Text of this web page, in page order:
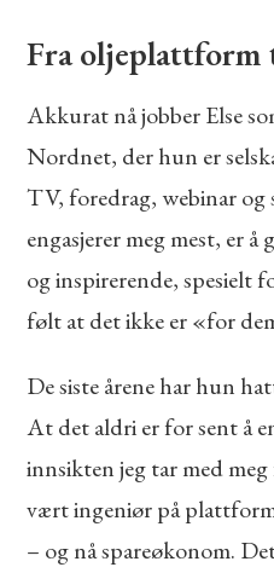
Fra oljeplattform
Akkurat nå jobber Else
Nordnet, der hun er
TV, foredrag, webinar og
engasjerer meg mest, er
og inspirerende, spesielt
følt at det ikke er «for
De siste årene har hun
At det aldri er for sent å
innsikten jeg tar med
vært ingeniør på
– og nå spareøkonom.